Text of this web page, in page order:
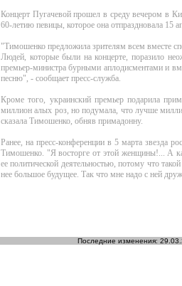
Концерт Пугачевой прошел в среду вечером в
60-летию певицы, которое она отпраздновала 15
"Тимошенко предложила зрителям всем вместе
Людей, которые были на концерте, поразило
премьер-министра бурными аплодисментами и
песню", - сообщает пресс-служба.
Кроме того, украинский премьер подарила
миллион алых роз, но подумала, что лучше
сказала Тимошенко, обняв примадонну.
Ранее, на пресс-конференции в 5 марта звезда
Тимошенко. "Я восторге от этой женщины!... А
ее политической деятельностью, потому что
нее большое будущее. Так что мне надо с ней
Последние